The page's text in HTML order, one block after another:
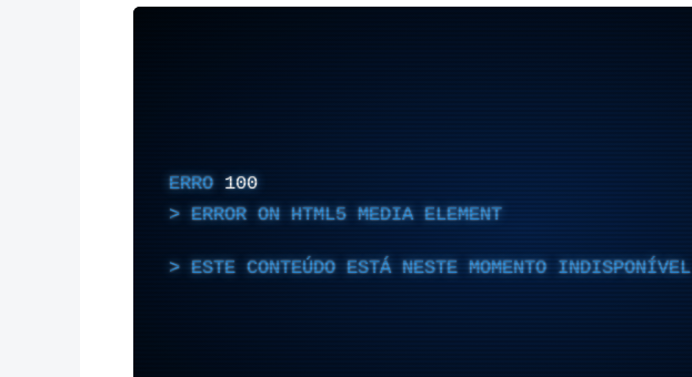
ERRO 100
ERROR ON HTML5 MEDIA ELEMENT
ESTE CONTEÚDO ESTÁ NESTE MOMENTO INDISPONÍVEL